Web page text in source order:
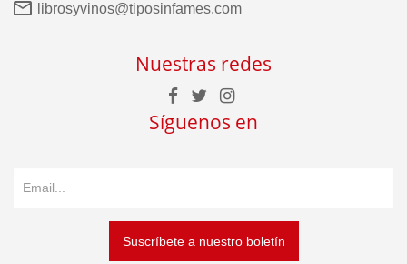
librosyvinos@tiposinfames.com
Nuestras redes
Síguenos en
Suscríbete a nuestro boletín